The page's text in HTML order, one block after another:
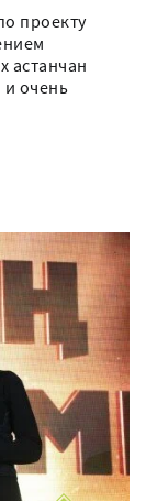
проекту
астанчан
очень